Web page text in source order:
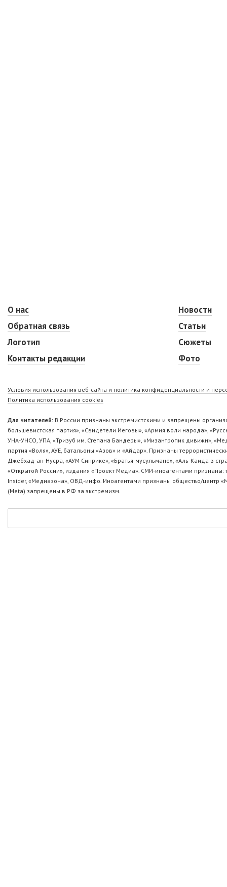
О нас
Обратная связь
Логотип
Контакты редакции
Новости
Статьи
Сюжеты
Фото
Условия использования веб-сайта и политика конфиденциальности и
Политика использования cookies
Для читателей: В России признаны экстремистскими и запрещены
большевистская партия», «Свидетели Иеговы», «Армия воли народа»,
УНА-УНСО, УПА, «Тризуб им. Степана Бандеры», «Мизантропик дивижн»,
партия «Воля», АУЕ, батальоны «Азов» и «Айдар». Признаны
Джебхад-ан-Нусра, «АУМ Синрике», «Братья-мусульмане», «Аль-Каида в
«Открытой России», издания «Проект Медиа». СМИ-иноагентами
Insider, «Медиазона», ОВД-инфо. Иноагентами признаны общество/центр
(Metа) запрещены в РФ за экстремизм.